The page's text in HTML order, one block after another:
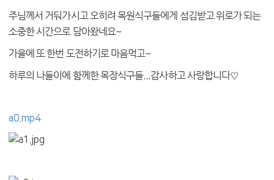
주님께서 거둬가시고 오히려 목원식구들에게 섬김받고 위로가 되는
소중한 시간으로 담아왔네요~
가을에 또 한번 도전하기로 마음먹고~
하루의 나들이에 함께한 목장식구들...감사하고 사랑합니다♡
a0.mp4